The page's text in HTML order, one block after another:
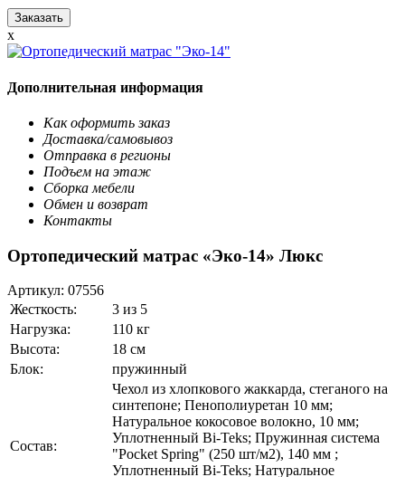
x
Дополнительная информация
Как оформить заказ
Доставка/самовывоз
Отправка в регионы
Подъем на этаж
Сборка мебели
Обмен и возврат
Контакты
Ортопедический матрас «Эко-14» Люкс
Артикул: 07556
Жесткость:
3 из 5
Нагрузка:
110 кг
Высота:
18 см
Блок:
пружинный
Состав:
Чехол из хлопкового жаккарда, стеганого на
синтепоне; Пенополиуретан 10 мм;
Натуральное кокосовое волокно, 10 мм;
Уплотненный Bi-Teks; Пружинная система
"Pocket Spring" (250 шт/м2), 140 мм ;
Уплотненный Bi-Teks; Натуральное